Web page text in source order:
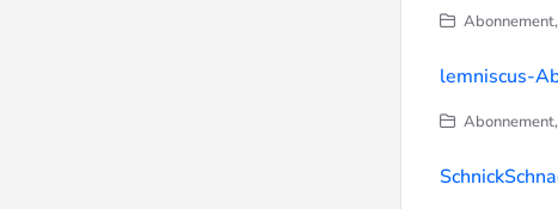
Abonnement,
lemniscus-
Abonnement,